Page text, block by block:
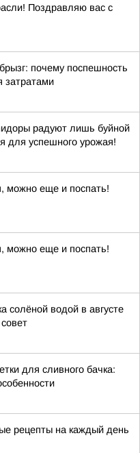
Поздравляю вас с
почему поспешность
затратами
радуют лишь буйной
для успешного урожая!
можно еще и поспать!
можно еще и поспать!
солёной водой в августе
для сливного бачка:
рецепты на каждый день